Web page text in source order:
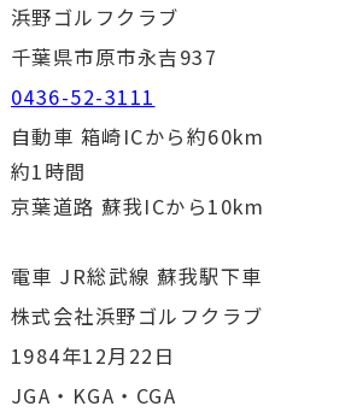
浜野ゴルフクラブ
千葉県市原市永吉937
0436-52-3111
自動車 箱崎ICから約60km
約1時間
京葉道路 蘇我ICから10km
電車 JR総武線 蘇我駅下車
株式会社浜野ゴルフクラブ
1984年12月22日
JGA・KGA・CGA